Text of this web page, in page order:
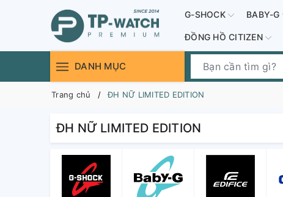
G-SHOCK BABY-G
ĐỒNG HỒ CITIZEN
DANH MỤC
Trang chủ ĐH NỮ LIMITED EDITION
ĐH NỮ LIMITED EDITION